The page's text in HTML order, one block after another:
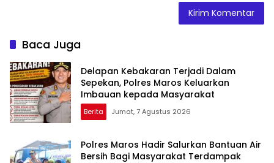
Baca Juga
Delapan Kebakaran Terjadi Dalam
Sepekan, Polres Maros Keluarkan
Imbauan kepada Masyarakat
Berita Jumat, 7 Agustus 2026
Polres Maros Hadir Salurkan Bantuan Air
Bersih Bagi Masyarakat Terdampak